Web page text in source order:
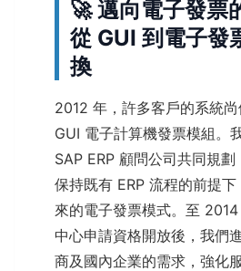
🚀 邁向電子發票
從 GUI 到電子發
換
2012 年，許多客戶的系統
GUI 電子計算機發票模組。
SAP ERP 顧問公司共同規
保持既有 ERP 流程的前提
來的電子發票模式。至
中心申請資格開放後，我們
商及國內企業的需求，強化